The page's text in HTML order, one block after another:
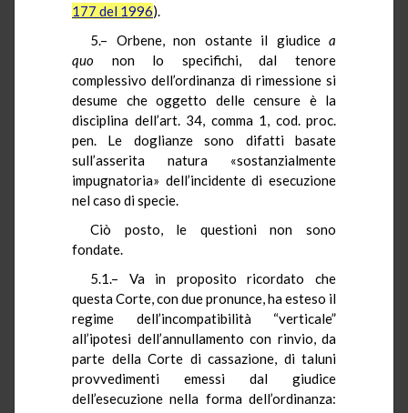
177 del 1996).
5.– Orbene, non ostante il giudice a
quo non lo specifichi, dal tenore
complessivo dell’ordinanza di rimessione si
desume che oggetto delle censure è la
disciplina dell’art. 34, comma 1, cod. proc.
pen. Le doglianze sono difatti basate
sull’asserita natura «sostanzialmente
impugnatoria» dell’incidente di esecuzione
nel caso di specie.
Ciò posto, le questioni non sono
fondate.
5.1.– Va in proposito ricordato che
questa Corte, con due pronunce, ha esteso il
regime dell’incompatibilità “verticale”
all’ipotesi dell’annullamento con rinvio, da
parte della Corte di cassazione, di taluni
provvedimenti emessi dal giudice
dell’esecuzione nella forma dell’ordinanza: